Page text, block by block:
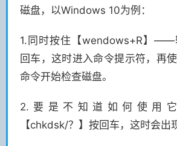
磁盘，以Windows 10为例：
1.同时按住【wendows+R】——
回车，这时进入命令提示符，再
命令开始检查磁盘。
2.要是不知道如何使用
【chkdsk/？】按回车，这时会出